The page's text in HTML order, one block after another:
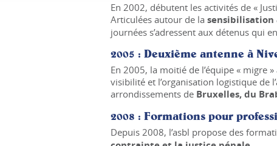
En 2002, débutent les activités de «
Articulées autour de la sensibilisation
journées s’adressent aux détenus qui
2005 : Deuxième antenne à
En 2005, la moitié de l’équipe « migre
visibilité et l’organisation logistique de
arrondissements de Bruxelles, du
2008 : Formations pour
Depuis 2008, l’asbl propose des